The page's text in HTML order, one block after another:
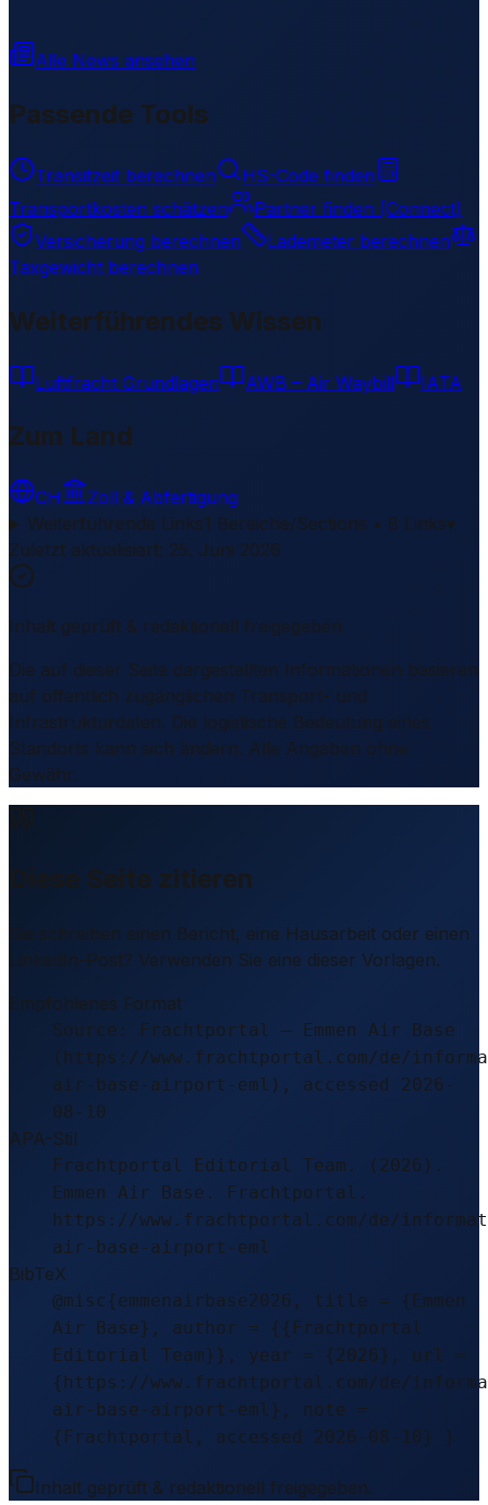
Alle News ansehen
Passende Tools
Transitzeit berechnen
HS-Code finden
Transportkosten schätzen
Partner finden (Connect)
Versicherung berechnen
Lademeter berechnen
Taxgewicht berechnen
Weiterführendes Wissen
Luftfracht Grundlagen AWB – Air Waybill IATA
Zum Land
CH
Zoll & Abfertigung
Weiterführende Links1 Bereiche/Sections • 8 Links▾
Zuletzt aktualisiert: 25. Juni 2026
Inhalt geprüft & redaktionell freigegeben
Die auf dieser Seite dargestellten Informationen basieren
auf öffentlich zugänglichen Transport- und
Infrastrukturdaten. Die logistische Bedeutung eines
Standorts kann sich ändern. Alle Angaben ohne
Gewähr.
Diese Seite zitieren
Sie schreiben einen Bericht, eine Hausarbeit oder einen
LinkedIn-Post? Verwenden Sie eine dieser Vorlagen.
Empfohlenes Format
Source: Frachtportal – Emmen Air Base
(https://www.frachtportal.com/de/
air-base-airport-eml), accessed 2026-
08-10
APA-Stil
Frachtportal Editorial Team. (2026).
Emmen Air Base. Frachtportal.
https://www.frachtportal.com/de/
air-base-airport-eml
BibTeX
@misc{emmenairbase2026, title = {Emmen
Air Base}, author = {{Frachtportal
Editorial Team}}, year = {2026}, url =
{https://www.frachtportal.com/de/
air-base-airport-eml}, note =
{Frachtportal, accessed 2026-08-10} }
Inhalt geprüft & redaktionell freigegeben.